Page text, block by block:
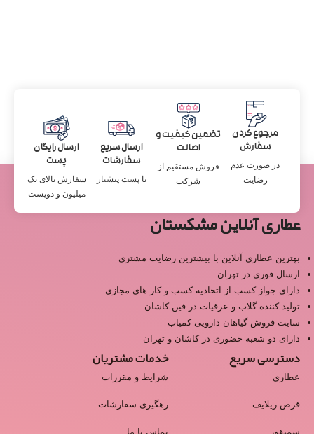
مرجوع کردن
سفارش
در صورت عدم
رضایت
تضمین کیفیت و
اصالت
فروش مستقیم از
شرکت
ارسال سریع
سفارشات
با پست پیشتاز
ارسال رایگان
پست
سفارش بالای یک
میلیون و دویست
عطاری آنلاین مشکستان
بهترین عطاری آنلاین با بیشترین رضایت مشتری
ارسال فوری در تهران
دارای جواز کسب از اتحادیه کسب و کار های مجازی
تولید کننده گلاب و عرقیات در فین کاشان
سایت فروش گیاهان دارویی کمیاب
دارای دو شعبه حضوری در کاشان و تهران
دسترسی سریع
عطاری
قرص ریلایف
سمنقور
خدمات مشتریان
شرایط و مقررات
رهگیری سفارشات
تماس با ما